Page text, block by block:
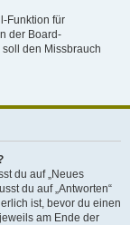
Funktion für
der Board-
den Missbrauch
du auf „Neues
du auf „Antworten“
ist, bevor du einen
am Ende der